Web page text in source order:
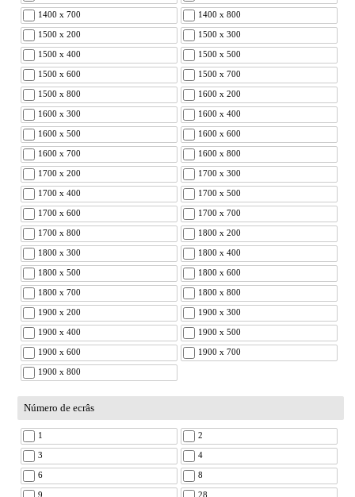
1400 x 700 1400 x 800
1500 x 200 1500 x 300
1500 x 400 1500 x 500
1500 x 600 1500 x 700
1500 x 800 1600 x 200
1600 x 300 1600 x 400
1600 x 500 1600 x 600
1600 x 700 1600 x 800
1700 x 200 1700 x 300
1700 x 400 1700 x 500
1700 x 600 1700 x 700
1700 x 800 1800 x 200
1800 x 300 1800 x 400
1800 x 500 1800 x 600
1800 x 700 1800 x 800
1900 x 200 1900 x 300
1900 x 400 1900 x 500
1900 x 600 1900 x 700
1900 x 800
Número de ecrâs
1 2
3 4
6 8
9 28